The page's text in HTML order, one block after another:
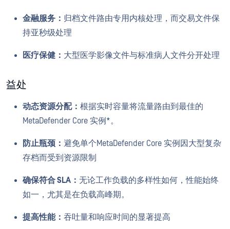
金融服务： 归档文件路由专用内核处理，而交易文件保
持亚秒级处理
医疗保健： 大型医学影像文件与标准病人文件分开处理
益处
动态资源分配： 根据实时容量将流量路由到最佳的
MetaDefender Core 实例*。
防止瓶颈： 避免单个MetaDefender Core 实例因大型复杂
存档而受到资源限制
确保符合 SLA： 无论工作负载的多样性如何，性能始终
如一，尤其是在负载高峰期。
提高性能： 吞吐量和响应时间的显著提高